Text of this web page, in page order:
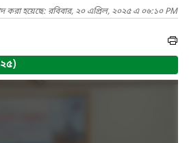
করা হয়েছে: রবিবার, ২০ এপ্রিল, ২০২৫ এ ০৬:১০ PM